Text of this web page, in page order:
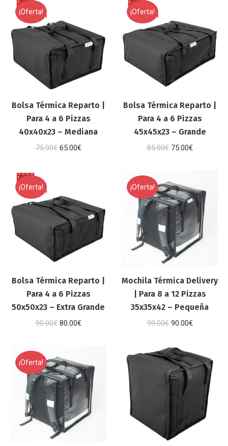
65.00€.55.00€.
¡Oferta!
Bolsa Térmica Reparto |
Para 4 a 6 Pizzas
40x40x23 – Mediana
75.00€ El
75.00€.
65.00€El
65.00€.
¡Oferta!
Bolsa Térmica Reparto |
Para 4 a 6 Pizzas
45x45x23 – Grande
85.00€ El
era:
85.00€.
75.00€El
es:
75.00€.
¡Oferta!
Bolsa Térmica Reparto |
Para 4 a 6 Pizzas
50x50x23 – Extra Grande
90.00€ El
era:
90.00€.
80.00€El
es:
80.00€.
¡Oferta!
Mochila Térmica Delivery
| Para 8 a 12 Pizzas
35x35x42 – Pequeña
99.00€ El
original
era:
99.00€.
90.00€El
es:
90.00€.
¡Oferta!